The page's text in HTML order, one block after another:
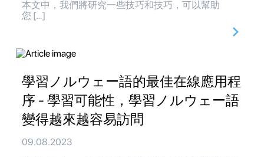
本文中，我們將研究一些技巧和技巧，可以幫助
您 […]
學習ノルウェー語的最佳在線應用程
序 - 學習可能性，學習ノルウェー語
變得越來越容易訪問
09.08.2023